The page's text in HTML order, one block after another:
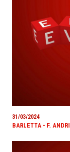
31/03/2024
BARLETTA - F.